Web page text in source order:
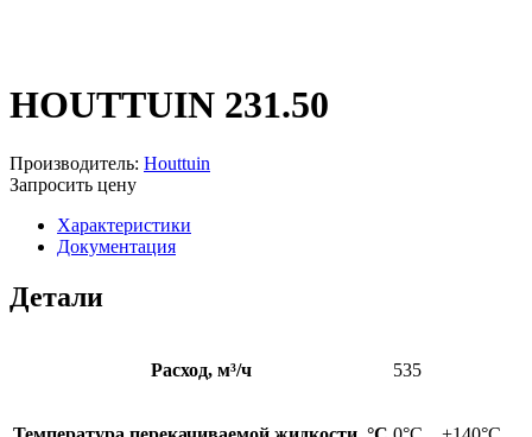
HOUTTUIN 231.50
Производитель: Houttuin
Запросить цену
Характеристики
Документация
Детали
Расход, м³/ч 535